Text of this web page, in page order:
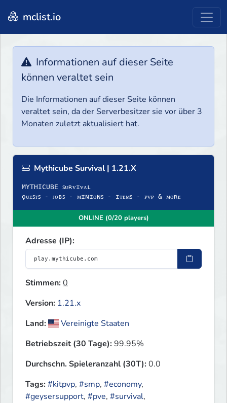
mclist.io
Informationen auf dieser Seite
können veraltet sein
Die Informationen auf dieser Seite können
veraltet sein, da der Serverbesitzer sie vor über 3
Monaten zuletzt aktualisiert hat.
Mythicube Survival | 1.21.X
MYTHICUBE ꜱᴜʀᴠɪᴠᴀʟ
ǫᴜᴇꜱᴛꜱ - ᴊᴏʙꜱ - ᴍɪɴɪᴏɴꜱ - ɪᴛᴇᴍꜱ - ᴘᴠᴘ & ᴍᴏʀᴇ
ONLINE (0/20 players)
Adresse (IP):
Stimmen:0
Version: 1.21.x
Land:
Vereinigte Staaten
Betriebszeit (30 Tage):99.95%
Durchschn. Spieleranzahl (30T):0.0
Tags:#kitpvp, #smp, #economy,
#geysersupport, #pve, #survival,